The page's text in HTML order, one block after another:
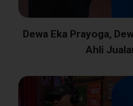
Dewa Eka Prayoga,
Ahli